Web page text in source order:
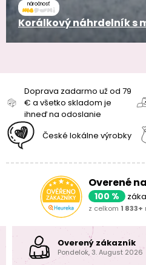
náročnosť
Korálkový náhrdelník s
Doprava zadarmo už od 79
€ a všetko skladom je
ihneď na odoslanie
České lokálne výrobky
Overené
100 %
z celkom 1 833+
Overený zákazník
Pondelok, 3. August 2026